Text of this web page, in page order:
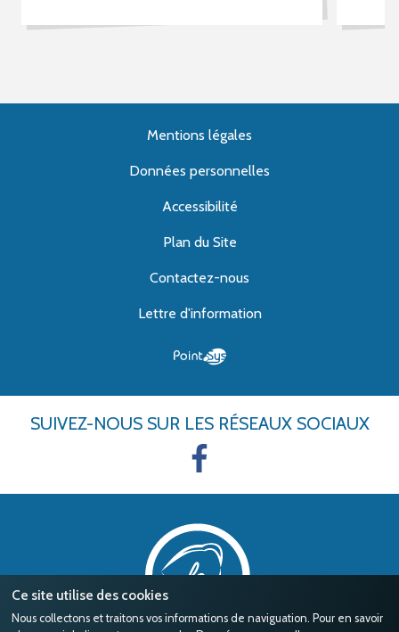
Ce site utilise des cookies
Nous collectons et traitons vos informations de naviguation. Pour en savoir
Mentions légales
Données personnelles
Accessibilité
Plan du Site
Contactez-nous
Lettre d'information
SUIVEZ-NOUS SUR LES RÉSEAUX SOCIAUX